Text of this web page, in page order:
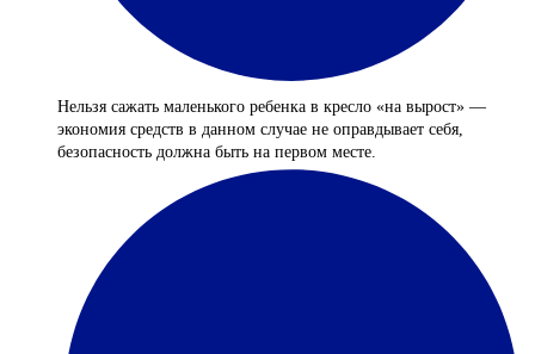
Нельзя сажать маленького ребенка в кресло «на вырост» —
экономия средств в данном случае не оправдывает себя,
безопасность должна быть на первом месте.